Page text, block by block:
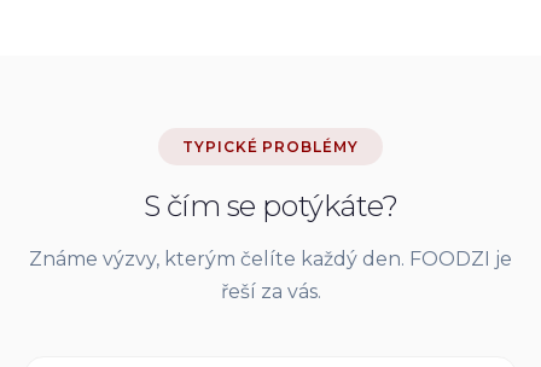
TYPICKÉ PROBLÉMY
S čím se potýkáte?
Známe výzvy, kterým čelíte každý den. FOODZI je
řeší za vás.